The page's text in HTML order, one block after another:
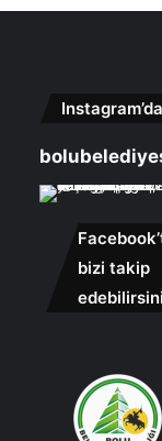
bizi takip